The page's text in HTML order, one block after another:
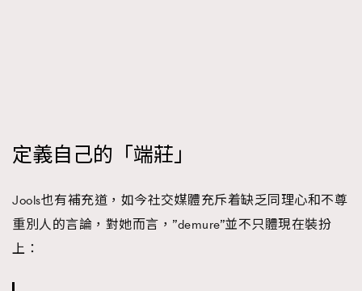
定義自己的「端莊」
Jools也有補充道，如今社交媒體充斥着缺乏同理心和不尊
重別人的言論，對她而言，”demure”並不只體現在裝扮
上：